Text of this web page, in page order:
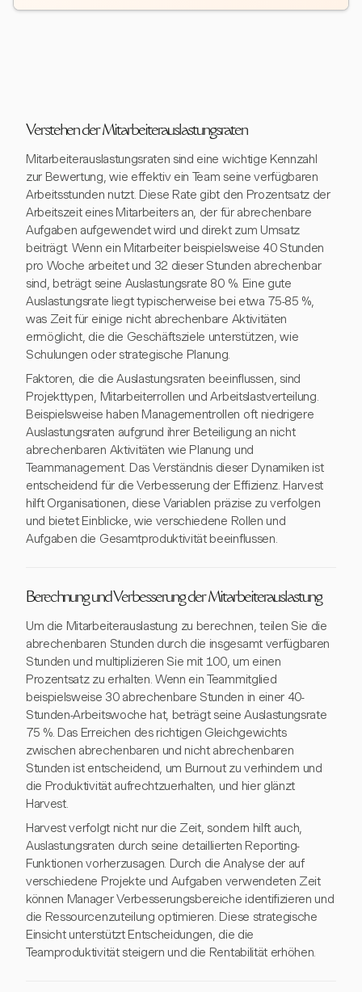
Verstehen der Mitarbeiterauslastungsraten
Mitarbeiterauslastungsraten sind eine wichtige Kennzahl
zur Bewertung, wie effektiv ein Team seine verfügbaren
Arbeitsstunden nutzt. Diese Rate gibt den Prozentsatz der
Arbeitszeit eines Mitarbeiters an, der für abrechenbare
Aufgaben aufgewendet wird und direkt zum Umsatz
beiträgt. Wenn ein Mitarbeiter beispielsweise 40 Stunden
pro Woche arbeitet und 32 dieser Stunden abrechenbar
sind, beträgt seine Auslastungsrate 80 %. Eine gute
Auslastungsrate liegt typischerweise bei etwa 75-85 %,
was Zeit für einige nicht abrechenbare Aktivitäten
ermöglicht, die die Geschäftsziele unterstützen, wie
Schulungen oder strategische Planung.
Faktoren, die die Auslastungsraten beeinflussen, sind
Projekttypen, Mitarbeiterrollen und Arbeitslastverteilung.
Beispielsweise haben Managementrollen oft niedrigere
Auslastungsraten aufgrund ihrer Beteiligung an nicht
abrechenbaren Aktivitäten wie Planung und
Teammanagement. Das Verständnis dieser Dynamiken ist
entscheidend für die Verbesserung der Effizienz. Harvest
hilft Organisationen, diese Variablen präzise zu verfolgen
und bietet Einblicke, wie verschiedene Rollen und
Aufgaben die Gesamtproduktivität beeinflussen.
Berechnung und Verbesserung der Mitarbeiterauslastung
Um die Mitarbeiterauslastung zu berechnen, teilen Sie die
abrechenbaren Stunden durch die insgesamt verfügbaren
Stunden und multiplizieren Sie mit 100, um einen
Prozentsatz zu erhalten. Wenn ein Teammitglied
beispielsweise 30 abrechenbare Stunden in einer 40-
Stunden-Arbeitswoche hat, beträgt seine Auslastungsrate
75 %. Das Erreichen des richtigen Gleichgewichts
zwischen abrechenbaren und nicht abrechenbaren
Stunden ist entscheidend, um Burnout zu verhindern und
die Produktivität aufrechtzuerhalten, und hier glänzt
Harvest.
Harvest verfolgt nicht nur die Zeit, sondern hilft auch,
Auslastungsraten durch seine detaillierten Reporting-
Funktionen vorherzusagen. Durch die Analyse der auf
verschiedene Projekte und Aufgaben verwendeten Zeit
können Manager Verbesserungsbereiche identifizieren und
die Ressourcenzuteilung optimieren. Diese strategische
Einsicht unterstützt Entscheidungen, die die
Teamproduktivität steigern und die Rentabilität erhöhen.